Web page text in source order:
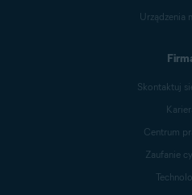
Urządzenia
Skontaktuj
Centrum
Zaufanie